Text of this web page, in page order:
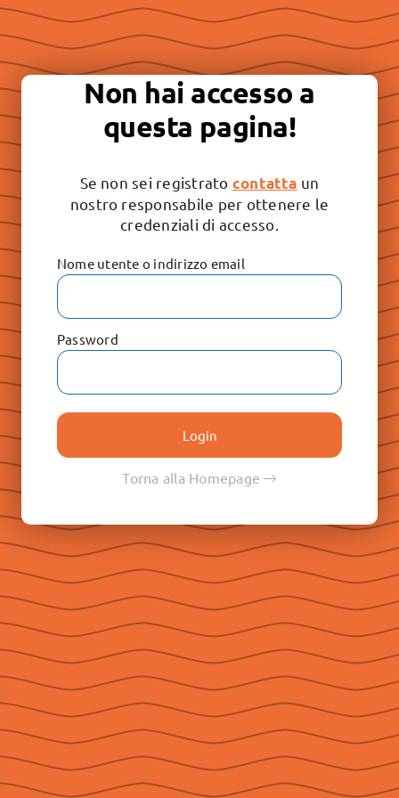
Non hai accesso a
questa pagina!
Se non sei registrato contatta un
nostro responsabile per ottenere le
credenziali di accesso.
Nome utente o indirizzo email
Password
Torna alla Homepage
Essere “buona stampa” per
continuare a promuovere la
libertà e il rispetto dei valori
irrinunciabili: Vita, Famiglia e
Don Paolo Albera
Don Pietro Ricaldone
Don Renato Ziggiotti
Le Raccolte
Don Egidio Viganò
Don Juan E. Vecchi
Don Pasqual V. Chavez
Don Ángel F. Artime
Don Fabio Attard
Social
Seguici su Facebook
Seguici su Instagram
Seguici su YouTube